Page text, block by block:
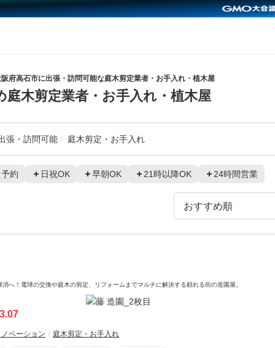
府高石市に出張・訪問可能な庭木剪定業者・お手入れ・植木屋
木剪定業者・お手入れ・植木屋
張・訪問可能 庭木剪定・お手入れ
約 日祝OK 早朝OK 21時以降OK 24時間営業
へ！電球の交換や庭木の剪定、リフォームまでマルチに解決する頼れる街の造園屋。
3.07
ベーション 庭木剪定・お手入れ